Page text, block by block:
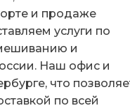
и продаже
услуги по
и
Наш офис и
что
по всей